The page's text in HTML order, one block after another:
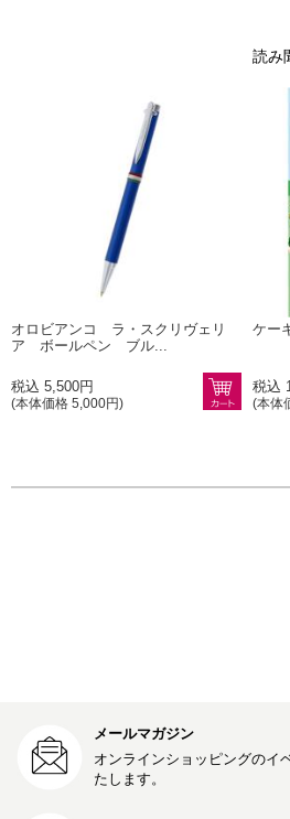
オロビアンコ ラ・スクリヴェリ
ア ボールペン ブル...
税込 5,500円
(本体価格 5,000円)
読み
ケー
税込
(本体
メールマガジン
オンラインショッピングのイ
たします。